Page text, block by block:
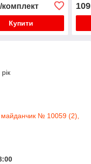
Купити
109
№ 10059 (2),